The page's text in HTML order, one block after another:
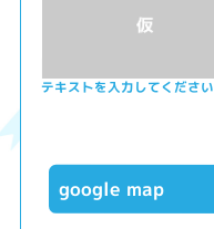
テキストを入力してください
google map